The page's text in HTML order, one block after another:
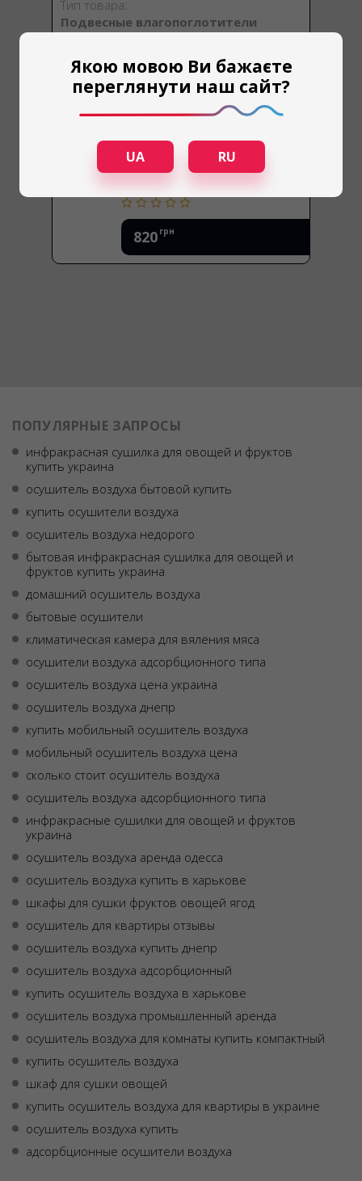
Тип товара:
Подвесные влагопоглотители
820 грн
ПОПУЛЯРНЫЕ ЗАПРОСЫ
инфракрасная сушилка для овощей и фруктов
купить украина
осушитель воздуха бытовой купить
купить осушители воздуха
осушитель воздуха недорого
бытовая инфракрасная сушилка для овощей и
фруктов купить украина
домашний осушитель воздуха
бытовые осушители
климатическая камера для вяления мяса
осушители воздуха адсорбционного типа
осушитель воздуха цена украина
осушитель воздуха днепр
купить мобильный осушитель воздуха
мобильный осушитель воздуха цена
сколько стоит осушитель воздуха
осушитель воздуха адсорбционного типа
инфракрасные сушилки для овощей и фруктов
украина
осушитель воздуха аренда одесса
осушитель воздуха купить в харькове
шкафы для сушки фруктов овощей ягод
осушитель для квартиры отзывы
осушитель воздуха купить днепр
осушитель воздуха адсорбционный
купить осушитель воздуха в харькове
осушитель воздуха промышленный аренда
осушитель воздуха для комнаты купить компактный
купить осушитель воздуха
шкаф для сушки овощей
купить осушитель воздуха для квартиры в украине
осушитель воздуха купить
адсорбционные осушители воздуха
Якою мовою Ви бажаєте
переглянути наш сайт?
UA RU